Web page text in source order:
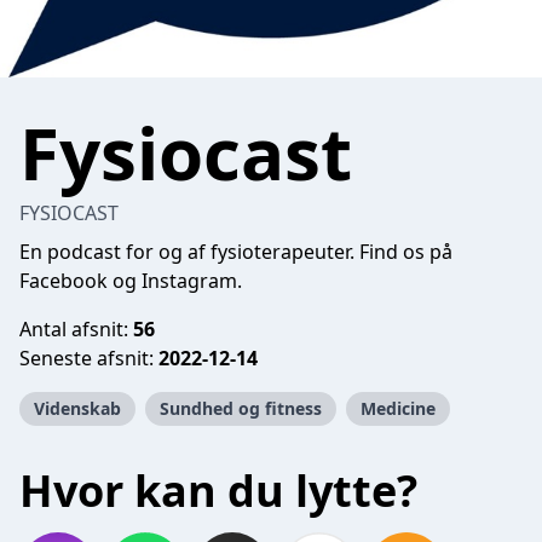
Fysiocast
FYSIOCAST
En podcast for og af fysioterapeuter. Find os på
Facebook og Instagram.
Antal afsnit: 56
Seneste afsnit: 2022-12-14
Videnskab Sundhed og fitness Medicine
Hvor kan du lytte?